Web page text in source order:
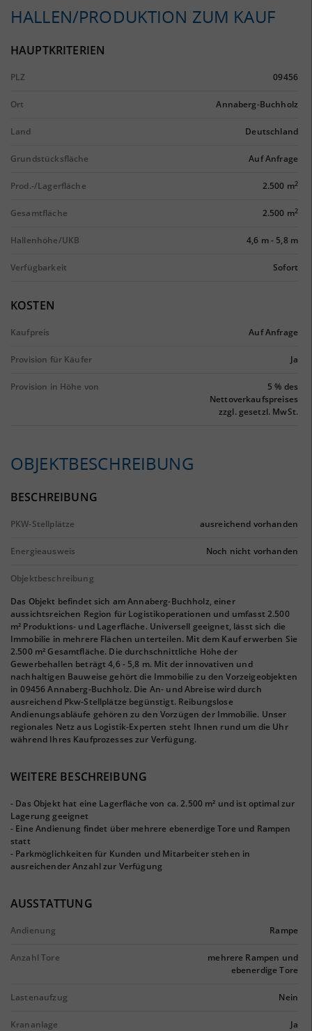
HALLEN/PRODUKTION ZUM KAUF
HAUPTKRITERIEN
PLZ 09456
Ort Annaberg-Buchholz
Land Deutschland
Grundstücksfläche Auf Anfrage
Prod.-/Lagerfläche 2.500 m2
Gesamtfläche 2.500 m2
Hallenhöhe/UKB 4,6 m- 5,8 m
Verfügbarkeit Sofort
KOSTEN
Kaufpreis Auf Anfrage
Provision für Käufer Ja
Provision in Höhe von
5 % des
Nettoverkaufspreises
zzgl. gesetzl. MwSt.
OBJEKTBESCHREIBUNG
BESCHREIBUNG
PKW-Stellplätze ausreichend vorhanden
Energieausweis Noch nicht vorhanden
Objektbeschreibung
Das Objekt befindet sich am Annaberg-Buchholz, einer
aussichtsreichen Region für Logistikoperationen und umfasst 2.500
m² Produktions- und Lagerfläche. Universell geeignet, lässt sich die
Immobilie in mehrere Flächen unterteilen. Mit dem Kauf erwerben Sie
2.500 m² Gesamtfläche. Die durchschnittliche Höhe der
Gewerbehallen beträgt 4,6 - 5,8 m. Mit der innovativen und
nachhaltigen Bauweise gehört die Immobilie zu den Vorzeigeobjekten
in 09456 Annaberg-Buchholz. Die An- und Abreise wird durch
ausreichend Pkw-Stellplätze begünstigt. Reibungslose
Andienungsabläufe gehören zu den Vorzügen der Immobilie. Unser
regionales Netz aus Logistik-Experten steht Ihnen rund um die Uhr
während Ihres Kaufprozesses zur Verfügung.
WEITERE BESCHREIBUNG
- Das Objekt hat eine Lagerfläche von ca. 2.500 m² und ist optimal zur
Lagerung geeignet
- Eine Andienung findet über mehrere ebenerdige Tore und Rampen
statt
- Parkmöglichkeiten für Kunden und Mitarbeiter stehen in
ausreichender Anzahl zur Verfügung
AUSSTATTUNG
Andienung Rampe
Anzahl Tore
mehrere Rampen und
ebenerdige Tore
Lastenaufzug Nein
Krananlage Ja